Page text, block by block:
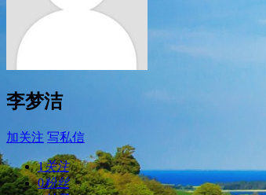
李梦洁
加关注 写私信
1关注
0粉丝